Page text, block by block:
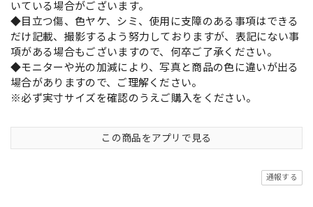
いている場合がございます。
◆目立つ傷、色ヤケ、シミ、使用に支障のある事項はできる
だけ記載、撮影するよう努力しておりますが、表記にない事
項がある場合もございますので、何卒ご了承ください。
◆モニターや光の加減により、写真と商品の色に違いが出る
場合がありますので、ご理解ください。
※必ず実寸サイズを確認のうえご購入をください。
この商品をアプリで見る
通報する